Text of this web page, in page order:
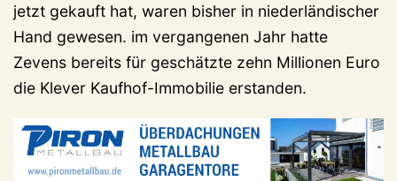
jetzt gekauft hat, waren bisher in niederländischer
Hand gewesen. im vergangenen Jahr hatte
Zevens bereits für geschätzte zehn Millionen Euro
die Klever Kaufhof-Immobilie erstanden.